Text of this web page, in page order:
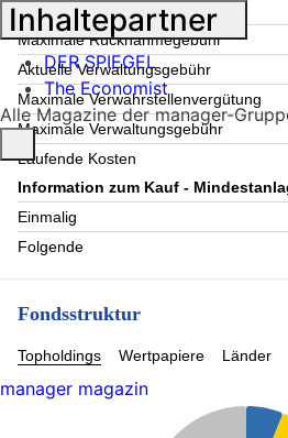
Maximaler Ausgabeaufschlag
Maximale Rücknahmegebühr
Aktuelle Verwaltungsgebühr
Maximale Verwahrstellenvergütung
Maximale Verwaltungsgebühr
Laufende Kosten
Information zum Kauf -
Einmalig
Folgende
Fondsstruktur
Topholdings Wertpapiere Länder
Inhaltepartner
DER SPIEGEL
The Economist
Alle Magazine der manager-
manager magazin